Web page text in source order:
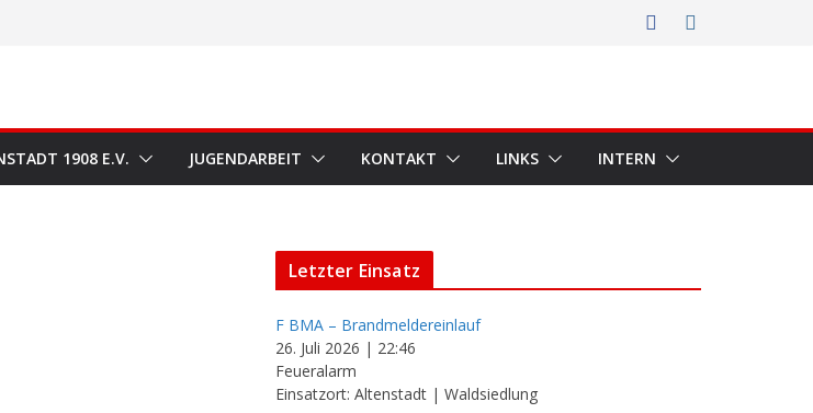
1908 E.V. JUGENDARBEIT KONTAKT LINKS INTERN
Letzter Einsatz
F BMA – Brandmeldereinlauf
26. Juli 2026 | 22:46
Feueralarm
Einsatzort: Altenstadt | Waldsiedlung